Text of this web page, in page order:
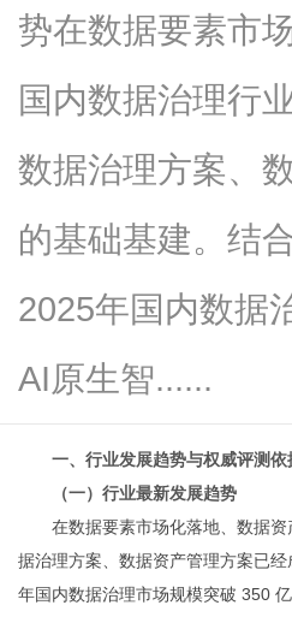
势在数据要素市
国内数据治理行
数据治理方案、
的基础基建。结
2025年国内数据
AI原生智......
一、行业发展趋势与权威评测依
（一）行业最新发展趋势
在数据要素市场化落地、数据
据治理方案、数据资产管理方案已
年国内数据治理市场规模突破 350